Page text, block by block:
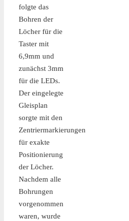
folgte das
Bohren der
Löcher für die
Taster mit
6,9mm und
zunächst 3mm
für die LEDs.
Der eingelegte
Gleisplan
sorgte mit den
Zentriermarkierungen
für exakte
Positionierung
der Löcher.
Nachdem alle
Bohrungen
vorgenommen
waren, wurde